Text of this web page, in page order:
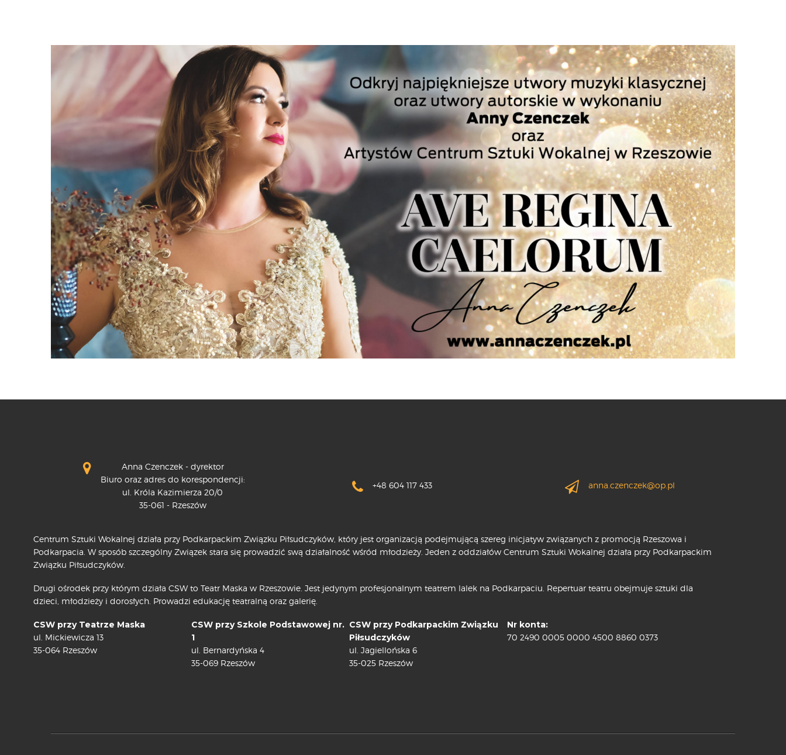
Anna Czenczek - dyrektor
Biuro oraz adres do korespondencji:
ul. Króla Kazimierza 20/0
35-061 - Rzeszów
+48 604 117 433 anna.czenczek@op.pl
Centrum Sztuki Wokalnej działa przy Podkarpackim Związku Piłsudczyków, który jest organizacją podejmującą szereg inicjatyw związanych z promocją Rzeszowa i
Podkarpacia. W sposób szczególny Związek stara się prowadzić swą działalność wśród młodzieży. Jeden z oddziałów Centrum Sztuki Wokalnej działa przy Podkarpackim
Związku Piłsudczyków.
Drugi ośrodek przy którym działa CSW to Teatr Maska w Rzeszowie. Jest jedynym profesjonalnym teatrem lalek na Podkarpaciu. Repertuar teatru obejmuje sztuki dla
dzieci, młodzieży i dorosłych. Prowadzi edukację teatralną oraz galerię.
CSW przy Teatrze Maska
ul. Mickiewicza 13
35-064 Rzeszów
CSW przy Szkole Podstawowej nr.
1
ul. Bernardyńska 4
35-069 Rzeszów
CSW przy Podkarpackim Związku
Piłsudczyków
ul. Jagiellońska 6
35-025 Rzeszów
Nr konta:
70 2490 0005 0000 4500 8860 0373